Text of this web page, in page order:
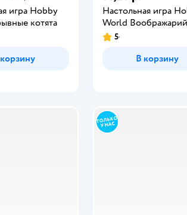
игра Hobby
котята
Настольная игра
World Воображарий
5
В корзину